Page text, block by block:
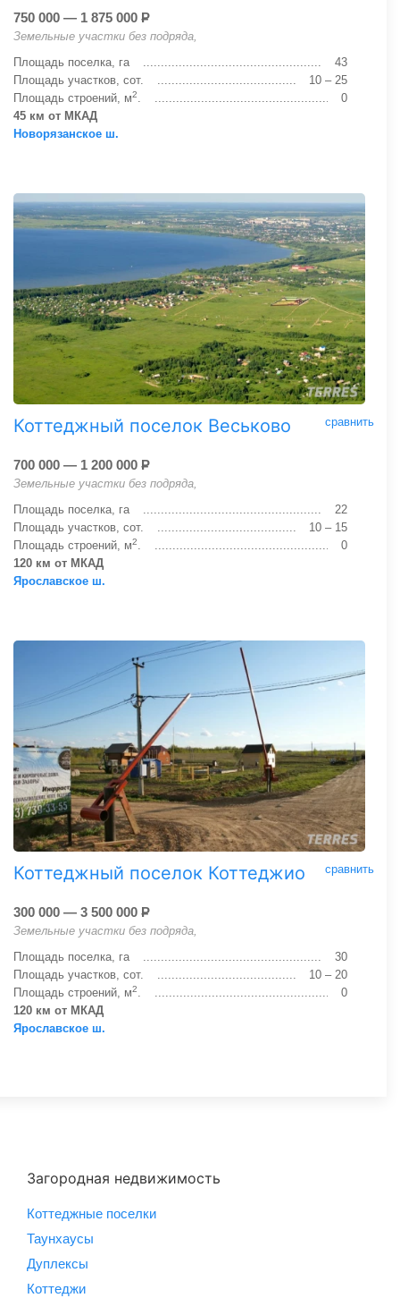
750 000 — 1 875 000 Р
Земельные участки без подряда,
Площадь поселка, га
43
Площадь участков, сот.
10 – 25
Площадь строений, м2
0
45 км от МКАД
Новорязанское ш.
сравнить
Коттеджный поселок Веськово
700 000 — 1 200 000 Р
Земельные участки без подряда,
Площадь поселка, га
22
Площадь участков, сот.
10 – 15
Площадь строений, м2
0
120 км от МКАД
Ярославское ш.
сравнить
Коттеджный поселок Коттеджио
300 000 — 3 500 000 Р
Земельные участки без подряда,
Площадь поселка, га
30
Площадь участков, сот.
10 – 20
Площадь строений, м2.
0
120 км от МКАД
Ярославское ш.
Загородная недвижимость
Коттеджные поселки
Таунхаусы
Дуплексы
Коттеджи